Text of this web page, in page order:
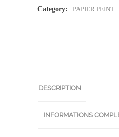
Category: PAPIER PEINT
DESCRIPTION
INFORMATIONS